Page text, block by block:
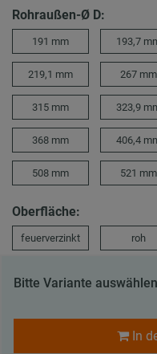
Rohraußen-Ø D:
191 mm 193,7
219,1 mm 267 mm
315 mm 323,9
368 mm 406,4
508 mm 521 mm
Oberfläche:
feuerverzinkt roh
Bitte Variante auswählen
In